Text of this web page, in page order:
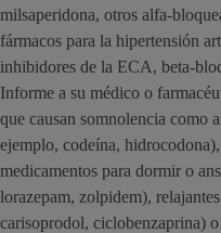
milsaperidona, otros alfa-
fármacos para la hipertensión
inhibidores de la ECA, beta-
Informe a su médico o
que causan somnolencia como
ejemplo, codeína,
medicamentos para dormir o
lorazepam, zolpidem),
carisoprodol, ciclobenzaprina)